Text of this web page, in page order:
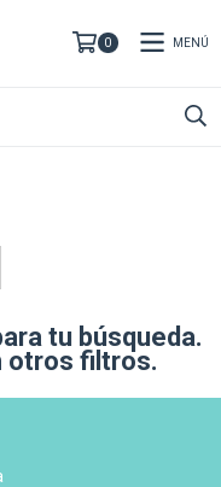
0 MENÚ
tu búsqueda.
otros filtros.